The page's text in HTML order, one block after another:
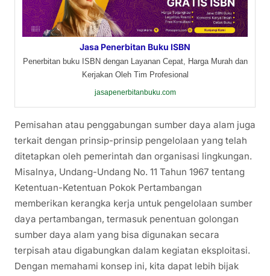
Jasa Penerbitan Buku ISBN
Penerbitan buku ISBN dengan Layanan Cepat, Harga Murah dan
Kerjakan Oleh Tim Profesional
jasapenerbitanbuku.com
Pemisahan atau penggabungan sumber daya alam juga
terkait dengan prinsip-prinsip pengelolaan yang telah
ditetapkan oleh pemerintah dan organisasi lingkungan.
Misalnya, Undang-Undang No. 11 Tahun 1967 tentang
Ketentuan-Ketentuan Pokok Pertambangan
memberikan kerangka kerja untuk pengelolaan sumber
daya pertambangan, termasuk penentuan golongan
sumber daya alam yang bisa digunakan secara
terpisah atau digabungkan dalam kegiatan eksploitasi.
Dengan memahami konsep ini, kita dapat lebih bijak